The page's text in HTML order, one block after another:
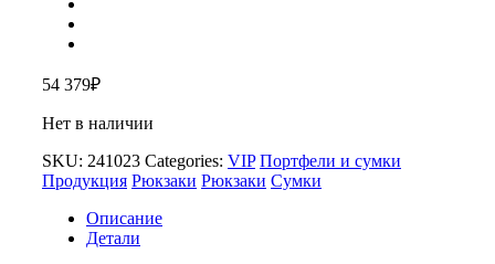
54 379₽
Нет в наличии
SKU: 241023 Categories: VIP Портфели и сумки
Продукция Рюкзаки Рюкзаки Сумки
Описание
Детали